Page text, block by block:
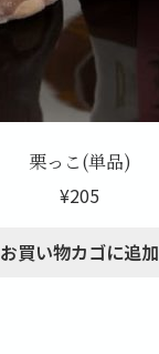
栗っこ(単品)
¥205
お買い物カゴに追加